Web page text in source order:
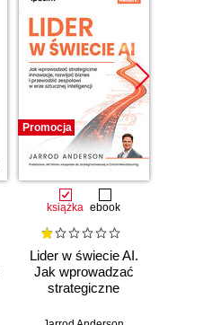
Promocja
książka ebook
Lider w świecie AI.
Jak wprowadzać
strategiczne
biznes i